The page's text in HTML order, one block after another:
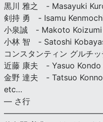
黒川 雅之 - Masayuki
剣持 勇 - Isamu
小泉誠 - Makoto Koizumi
小林 智 - Satoshi
コンスタンティン グルチ
近藤 康夫 - Yasuo Kondo
金野 達夫 - Tatsuo
etc…
— さ行